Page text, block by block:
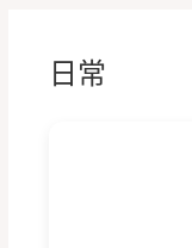
日常